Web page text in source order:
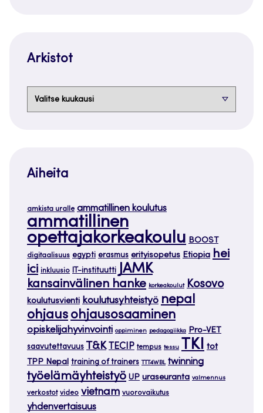
Arkistot
Aiheita
amkista uralle ammatillinen koulutus
ammatillinen
opettajakorkeakoulu BOOST
digitaalisuus egypti erasmus erityisopetus Etiopia hei
ici inkluusio IT-instituutti JAMK
kansainvälinen hanke korkeakoulut Kosovo
koulutusvienti koulutusyhteistyö nepal
ohjaus ohjausosaaminen
opiskelijahyvinvointi oppiminen pedagogiikka Pro-VET
saavutettavuus T&K TECIP tempus tessu TKI tot
TPP Nepal training of trainers TTT4WBL twinning
työelämäyhteistyö UP uraseuranta valmennus
verkostot video vietnam vuorovaikutus
yhdenvertaisuus